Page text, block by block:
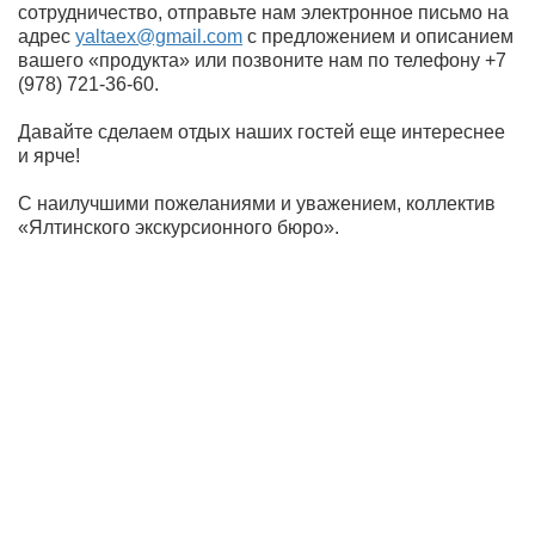
сотрудничество, отправьте нам электронное письмо на
адрес yaltaex@gmail.com с предложением и описанием
вашего «продукта» или позвоните нам по телефону +7
(978) 721-36-60.
Давайте сделаем отдых наших гостей еще интереснее
и ярче!
С наилучшими пожеланиями и уважением, коллектив
«Ялтинского экскурсионного бюро».